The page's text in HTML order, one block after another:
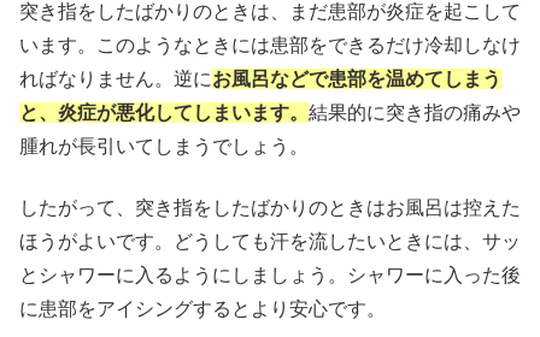
突き指をしたばかりのときは、まだ患部が炎症を起こして
います。このようなときには患部をできるだけ冷却しなけ
ればなりません。逆にお風呂などで患部を温めてしまう
と、炎症が悪化してしまいます。 結果的に突き指の痛みや
腫れが長引いてしまうでしょう。
したがって、突き指をしたばかりのときはお風呂は控えた
ほうがよいです。どうしても汗を流したいときには、サッ
とシャワーに入るようにしましょう。シャワーに入った後
に患部をアイシングするとより安心です。